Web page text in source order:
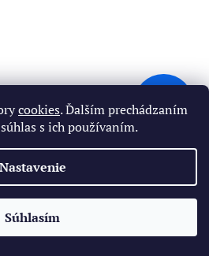
cookies. Ďalším prechádzaním
s ich používaním.
Nastavenie
Súhlasím
–19 %
110-125cc - vypuklý
Skladom(1 ks)
Do košíka
najrýchlejších
✕